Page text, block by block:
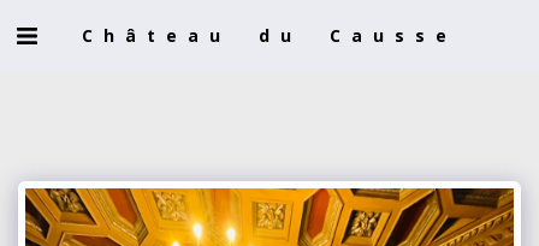
Château du Causse